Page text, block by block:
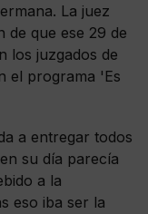
La juez
de que ese 29 de
los juzgados de
el programa 'Es
a entregar todos
su día parecía
a la
eso iba ser la